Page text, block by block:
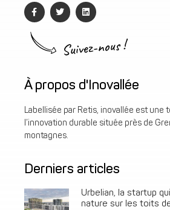
Suivez-nous !
À propos d'Inovallée
Labellisée par Retis, inovallée est une
l’innovation durable située près de
montagnes.
Derniers articles
Urbelian, la startup
nature sur les toits